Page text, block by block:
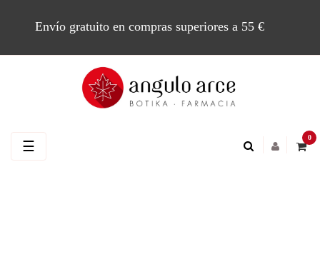
Envío gratuito en compras superiores a 55 €
0
Navegación
☰